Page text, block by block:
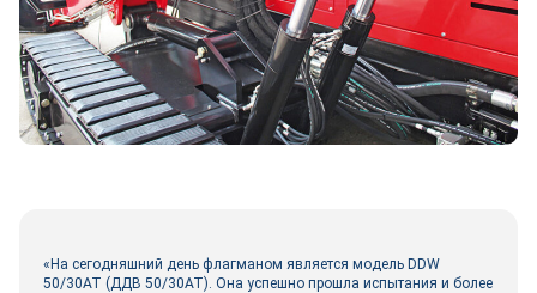
«На сегодняшний день флагманом является модель DDW
50/30AT (ДДВ 50/30АТ). Она успешно прошла испытания и более